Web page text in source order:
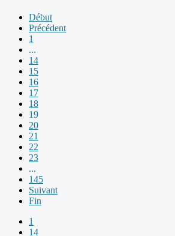
Début
Précédent
1
...
14
15
16
17
18
19
20
21
22
23
...
145
Suivant
Fin
1
14